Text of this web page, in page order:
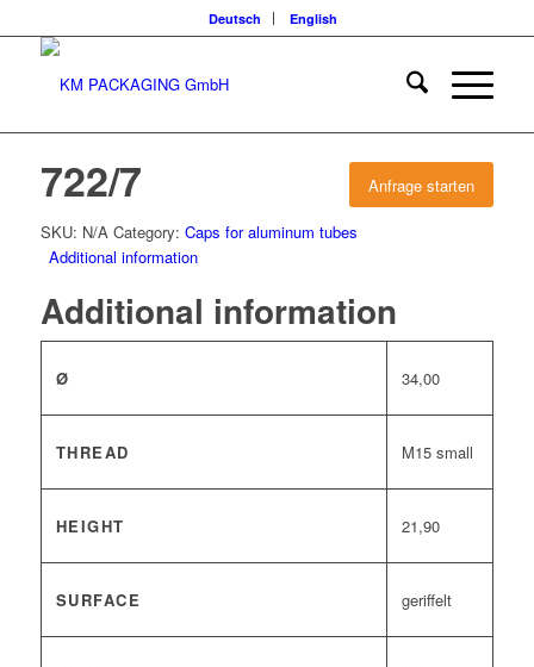
Deutsch English
Anfrage starten
722/7
SKU: N/A Category: Caps for aluminum tubes
Additional information
Additional information
Ø 34,00
THREAD M15 small
HEIGHT 21,90
SURFACE geriffelt